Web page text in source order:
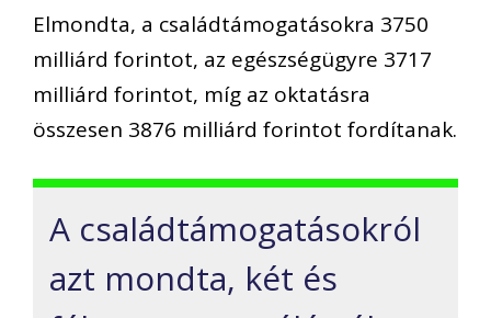
Elmondta, a családtámogatásokra 3750
milliárd forintot, az egészségügyre 3717
milliárd forintot, míg az oktatásra
összesen 3876 milliárd forintot fordítanak.
A családtámogatásokról
azt mondta, két és